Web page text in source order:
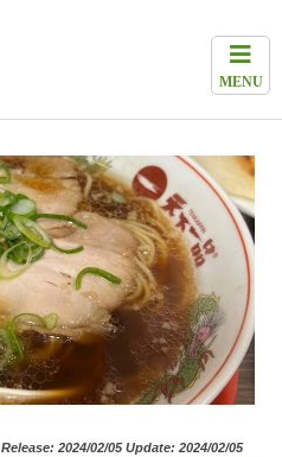
MENU
Release: 2024/02/05 Update: 2024/02/05